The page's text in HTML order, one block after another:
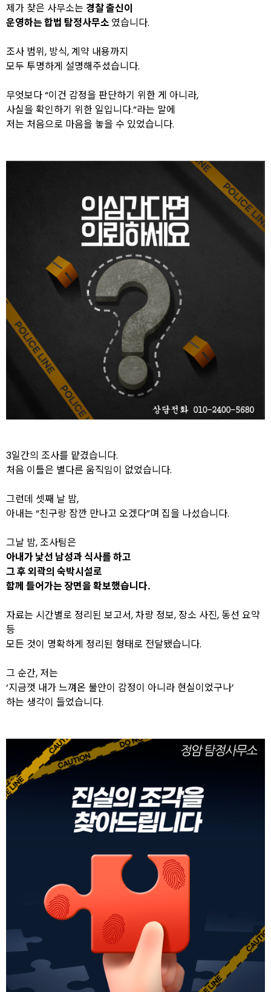
제가 찾은 사무소는 경찰 출신이
운영하는 합법 탐정사무소 였습니다.
조사 범위, 방식, 계약 내용까지
모두 투명하게 설명해주셨습니다.
무엇보다 “이건 감정을 판단하기 위한 게 아니라,
사실을 확인하기 위한 일입니다.”라는 말에
저는 처음으로 마음을 놓을 수 있었습니다.
3일간의 조사를 맡겼습니다.
처음 이틀은 별다른 움직임이 없었습니다.
그런데 셋째 날 밤,
아내는 “친구랑 잠깐 만나고 오겠다”며 집을 나섰습니다.
그날 밤, 조사팀은
아내가 낯선 남성과 식사를 하고
그 후 외곽의 숙박시설로
함께 들어가는 장면을 확보했습니다.
자료는 시간별로 정리된 보고서, 차량 정보, 장소 사진, 동선 요약
등
모든 것이 명확하게 정리된 형태로 전달됐습니다.
그 순간, 저는
‘지금껏 내가 느껴온 불안이 감정이 아니라 현실이었구나’
하는 생각이 들었습니다.